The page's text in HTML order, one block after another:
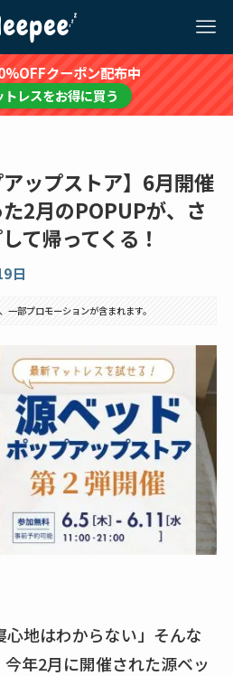
クーポン配布中
トレスをお得に買う
アップストア】6月開催
2月のPOPUPが、さ
て帰ってくる！
日
一部プロモーションが含まれます。
心地はわからない」そんな
年2月に開催された源ベッ